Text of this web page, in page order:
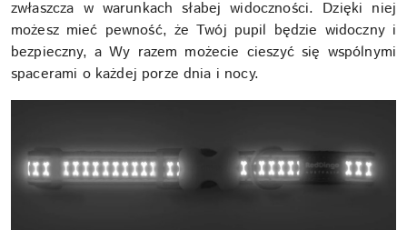
zwłaszcza w warunkach słabej widoczności. Dzięki niej
możesz mieć pewność, że Twój pupil będzie widoczny i
bezpieczny, a Wy razem możecie cieszyć się wspólnymi
spacerami o każdej porze dnia i nocy.